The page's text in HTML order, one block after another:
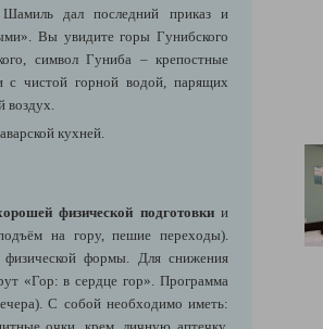
Шамиль дал последний приказ и
Вы увидите горы Гунибского
символ Гуниба – крепостные
с чистой горной водой, парящих
воздух.
кухней.
физической подготовкии
на гору, пешие переходы).
физической формы. Для снижения
«Гор: в сердце гор». Программа
С собой необходимо иметь: